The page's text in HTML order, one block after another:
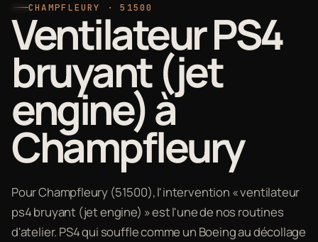
CHAMPFLEURY · 51500
Ventilateur PS4
bruyant (jet
engine) à
Champfleury
Pour Champfleury (51500), l'intervention « ventilateur
ps4 bruyant (jet engine) » est l'une de nos routines
d'atelier. PS4 qui souffle comme un Boeing au décollage